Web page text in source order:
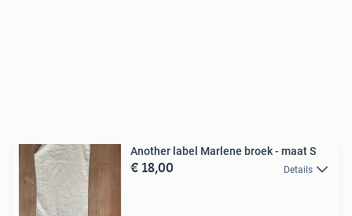
Another label Marlene broek - maat S
€ 18,00 Details